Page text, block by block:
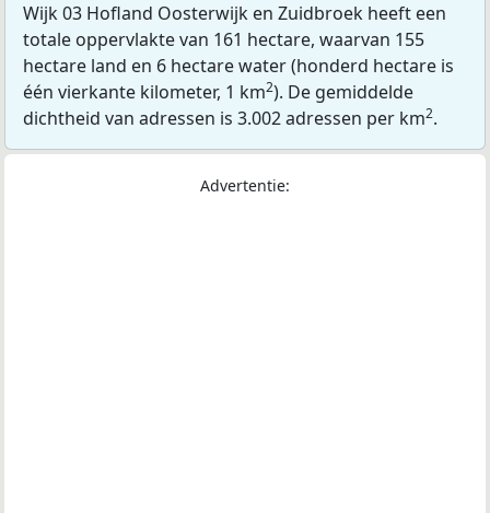
Wijk 03 Hofland Oosterwijk en Zuidbroek heeft een
totale oppervlakte van 161 hectare, waarvan 155
hectare land en 6 hectare water (honderd hectare is
één vierkante kilometer, 1 km2). De gemiddelde
dichtheid van adressen is 3.002 adressen per km2.
Advertentie: